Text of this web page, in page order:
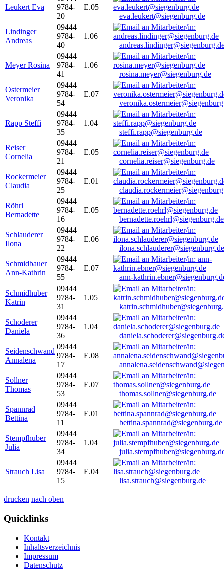
Leukert Eva
9784-
20
E.05
eva.leukert@siegenburg.de
Lindinger
Andreas
09444
9784-
40
1.06
Meyer Rosina
09444
9784-
41
1.06
rosina.meyer@siegenburg.de
Ostermeier
Veronika
09444
9784-
54
E.07
Rapp Steffi
09444
9784-
35
1.04
steffi.rapp@siegenburg.de
Reiser
Cornelia
09444
9784-
21
E.05
cornelia.reiser@siegenburg.de
Rockermeier
Claudia
09444
9784-
25
E.01
Röhrl
Bernadette
09444
9784-
16
E.05
bernadette.roehrl@siegenburg.de
Schlauderer
Ilona
09444
9784-
22
E.06
ilona.schlauderer@siegenburg.de
Schmidbauer
Ann-Kathrin
09444
9784-
55
E.07
ann-
Schmidhuber
Katrin
09444
9784-
31
1.05
Schoderer
Daniela
09444
9784-
36
1.04
Seidenschwand
Annalena
09444
9784-
17
E.08
Sollner
Thomas
09444
9784-
53
E.07
thomas.sollner@siegenburg.de
Spannrad
Bettina
09444
9784-
11
E.01
bettina.spannrad@siegenburg.de
Stempfhuber
Julia
09444
9784-
34
1.04
Strauch Lisa
09444
9784-
15
E.04
lisa.strauch@siegenburg.de
drucken nach oben
Quicklinks
Kontakt
Inhaltsverzeichnis
Impressum
Datenschutz